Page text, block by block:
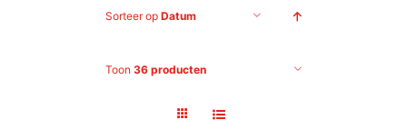
Sorteer op Datum
Toon 36 producten